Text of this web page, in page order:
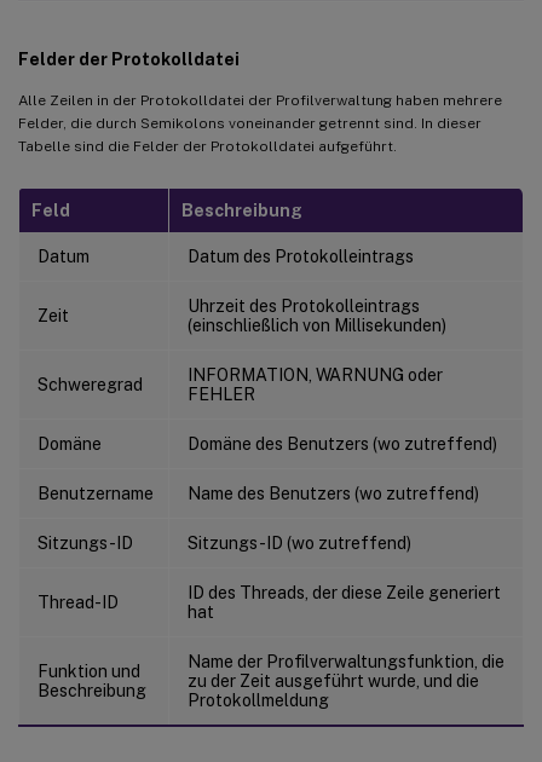
Felder der Protokolldatei
Alle Zeilen in der Protokolldatei der Profilverwaltung haben mehrere
Felder, die durch Semikolons voneinander getrennt sind. In dieser
Tabelle sind die Felder der Protokolldatei aufgeführt.
Feld Beschreibung
Datum Datum des Protokolleintrags
Zeit
Uhrzeit des Protokolleintrags
(einschließlich von Millisekunden)
Schweregrad
INFORMATION, WARNUNG oder
FEHLER
Domäne Domäne des Benutzers (wo zutreffend)
Benutzername Name des Benutzers (wo zutreffend)
Sitzungs-ID Sitzungs-ID (wo zutreffend)
Thread-ID
ID des Threads, der diese Zeile generiert
hat
Funktion und
Beschreibung
Name der Profilverwaltungsfunktion, die
zu der Zeit ausgeführt wurde, und die
Protokollmeldung